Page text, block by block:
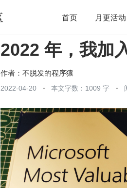
首页 月更活动
开源 架构 OpenHarmony
2022 年，我加
作者： 不脱发的程序猿
2022-04-20 本文字数：1009 字